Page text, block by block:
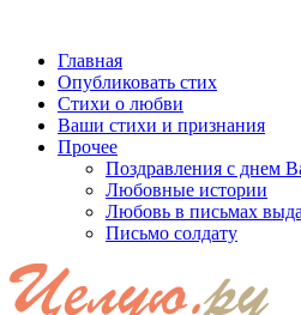
Главная
Опубликовать стих
Стихи о любви
Ваши стихи и признания
Прочее
Поздравления с днем
Любовные истории
Любовь в письмах
Письмо солдату